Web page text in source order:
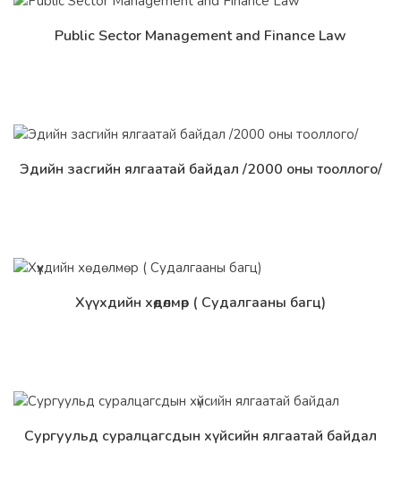
Дэлгэрэнгүй
Public Sector Management and Finance Law
Дэлгэрэнгүй
Эдийн засгийн ялгаатай байдал /2000 оны тооллого/
Дэлгэрэнгүй
Хүүхдийн хөдөлмөр ( Судалгааны багц)
Дэлгэрэнгүй
Сургуульд суралцагсдын хүйсийн ялгаатай байдал